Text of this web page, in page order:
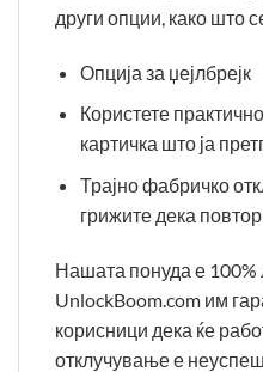
други опции, како што
Опција за џејлбрејк
Користете
картичка што ја
Трајно фабричко
грижите дека
Нашата понуда е 100%
UnlockBoom.com им
корисници дека ќе
отклучување е